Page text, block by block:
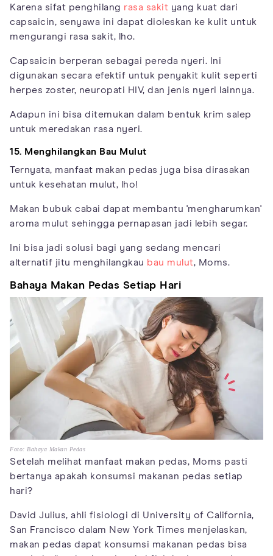
Karena sifat penghilang rasa sakit yang kuat dari
capsaicin, senyawa ini dapat dioleskan ke kulit untuk
mengurangi rasa sakit, lho.
Capsaicin berperan sebagai pereda nyeri. Ini
digunakan secara efektif untuk penyakit kulit seperti
herpes zoster, neuropati HIV, dan jenis nyeri lainnya.
Adapun ini bisa ditemukan dalam bentuk krim salep
untuk meredakan rasa nyeri.
15. Menghilangkan Bau Mulut
Ternyata, manfaat makan pedas juga bisa dirasakan
untuk kesehatan mulut, lho!
Makan bubuk cabai dapat membantu 'mengharumkan'
aroma mulut sehingga pernapasan jadi lebih segar.
Ini bisa jadi solusi bagi yang sedang mencari
alternatif jitu menghilangkau bau mulut, Moms.
Bahaya Makan Pedas Setiap Hari
Foto: Bahaya Makan Pedas
Setelah melihat manfaat makan pedas, Moms pasti
bertanya apakah konsumsi makanan pedas setiap
hari?
David Julius, ahli fisiologi di University of California,
San Francisco dalam New York Times menjelaskan,
makan pedas dapat konsumsi makanan pedas bisa